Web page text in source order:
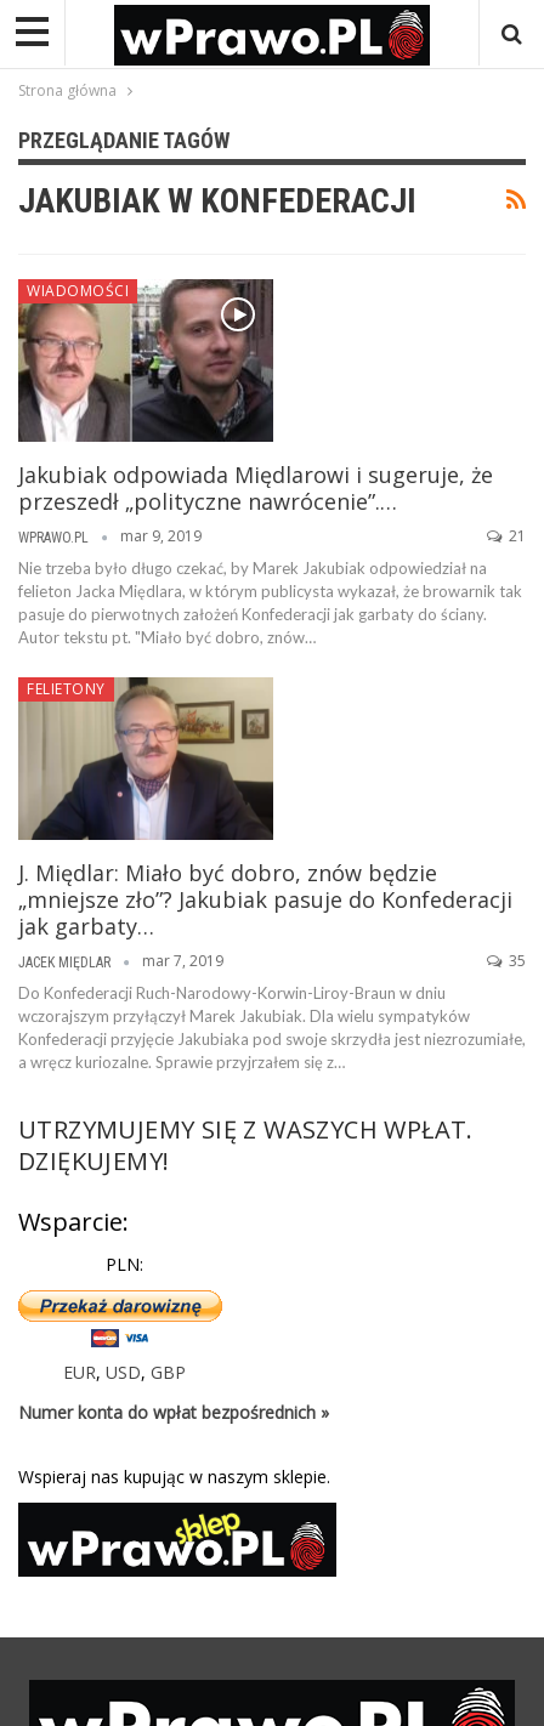
Strona główna
PRZEGLĄDANIE TAGÓW
JAKUBIAK W KONFEDERACJI
WIADOMOŚCI
Jakubiak odpowiada Międlarowi i sugeruje, że
przeszedł „polityczne nawrócenie”.…
WPRAWO.PL mar 9, 2019 21
Nie trzeba było długo czekać, by Marek Jakubiak odpowiedział na
felieton Jacka Międlara, w którym publicysta wykazał, że browarnik tak
pasuje do pierwotnych założeń Konfederacji jak garbaty do ściany.
Autor tekstu pt. "Miało być dobro, znów…
FELIETONY
J. Międlar: Miało być dobro, znów będzie
„mniejsze zło”? Jakubiak pasuje do Konfederacji
jak garbaty…
JACEK MIĘDLAR mar 7, 2019 35
Do Konfederacji Ruch-Narodowy-Korwin-Liroy-Braun w dniu
wczorajszym przyłączył Marek Jakubiak. Dla wielu sympatyków
Konfederacji przyjęcie Jakubiaka pod swoje skrzydła jest niezrozumiałe,
a wręcz kuriozalne. Sprawie przyjrzałem się z…
UTRZYMUJEMY SIĘ Z WASZYCH WPŁAT.
DZIĘKUJEMY!
Wsparcie:
PLN:
EUR, USD, GBP
Numer konta do wpłat bezpośrednich »
Wspieraj nas kupując w naszym sklepie.